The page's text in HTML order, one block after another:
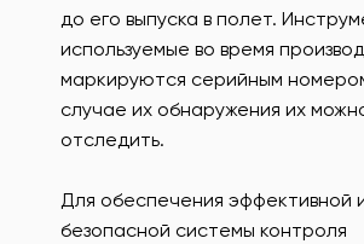
до его выпуска в полет.
используемые во время
маркируются серийным
случае их обнаружения их
отследить.
Для обеспечения эффективной
безопасной системы контроля